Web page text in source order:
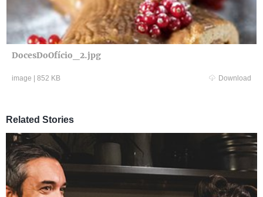
DocesDoOfício_2.jpg
image | 852 KB Download
Related Stories